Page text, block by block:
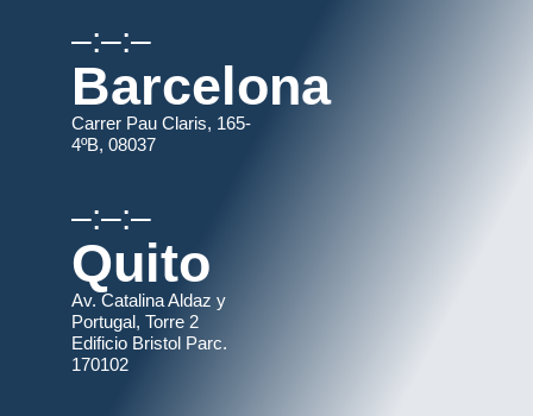
–:–:–
Barcelona
Carrer Pau Claris, 165-
4ºB, 08037
–:–:–
Quito
Av. Catalina Aldaz y
Portugal, Torre 2
Edificio Bristol Parc.
170102